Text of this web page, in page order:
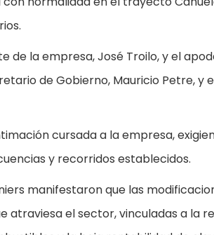
la empresa, José Troilo, y el
de Gobierno, Mauricio Petre, y
cursada a la empresa,
y recorridos establecidos.
manifestaron que las
el sector, vinculadas a la